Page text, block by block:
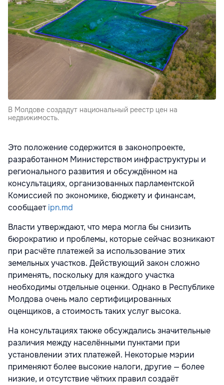
В Молдове создадут национальный реестр цен на
недвижимость.
Это положение содержится в законопроекте,
разработанном Министерством инфраструктуры и
регионального развития и обсуждённом на
консультациях, организованных парламентской
Комиссией по экономике, бюджету и финансам,
сообщаетipn.md
Власти утверждают, что мера могла бы снизить
бюрократию и проблемы, которые сейчас возникают
при расчёте платежей за использование этих
земельных участков. Действующий закон сложно
применять, поскольку для каждого участка
необходимы отдельные оценки. Однако в Республике
Молдова очень мало сертифицированных
оценщиков, а стоимость таких услуг высока.
На консультациях также обсуждались значительные
различия между населёнными пунктами при
установлении этих платежей. Некоторые мэрии
применяют более высокие налоги, другие — более
низкие, и отсутствие чётких правил создаёт